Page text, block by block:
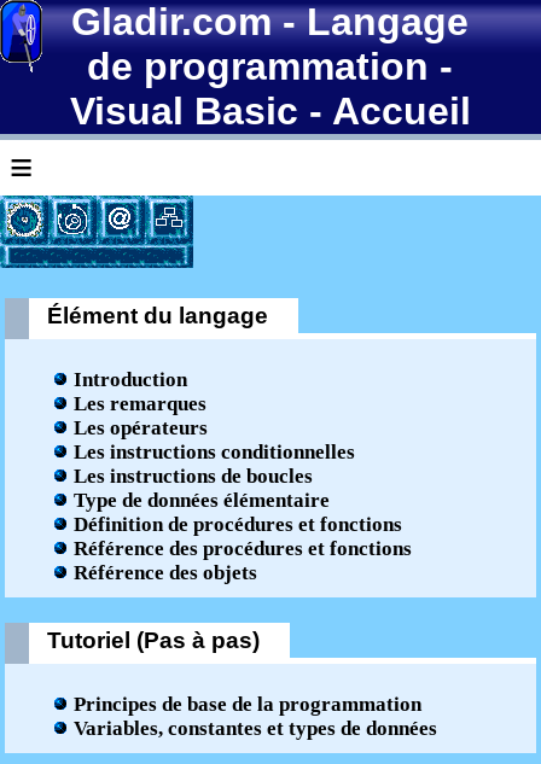
Gladir.com-Langage
de programmation -
Visual Basic - Accueil
≡
Élément du langage
Introduction
Les remarques
Les opérateurs
Les instructions conditionnelles
Les instructions de boucles
Type de données élémentaire
Définition de procédures et fonctions
Référence des procédures et fonctions
Référence des objets
Tutoriel (Pas à pas)
Principes de base de la programmation
Variables, constantes et types de données